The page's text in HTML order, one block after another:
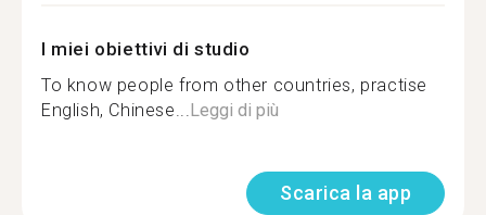
I miei obiettivi di studio
To know people from other countries, practise
English, Chinese...Leggi di più
Scarica la app